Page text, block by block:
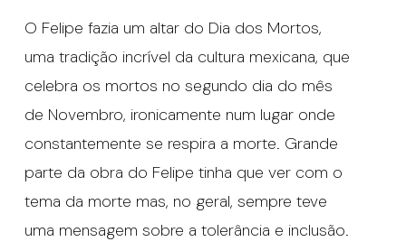
O Felipe fazia um altar do Dia dos Mortos,
uma tradição incrível da cultura mexicana, que
celebra os mortos no segundo dia do mês
de Novembro, ironicamente num lugar onde
constantemente se respira a morte. Grande
parte da obra do Felipe tinha que ver com o
tema da morte mas, no geral, sempre teve
uma mensagem sobre a tolerância e inclusão.